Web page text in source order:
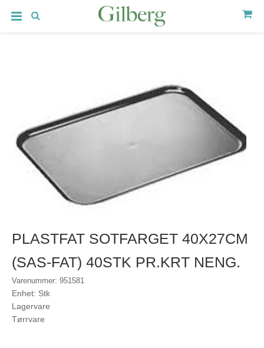
PLASTFAT SOTFARGET 40X27CM
(SAS-FAT) 40STK PR.KRT NENG.
Varenummer: 951581
Enhet: Stk
Lagervare
Tørrvare